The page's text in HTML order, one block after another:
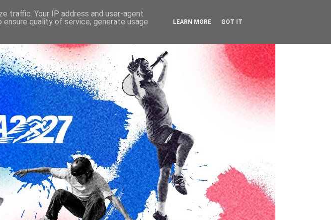
traffic. Your IP address and user-agent
quality of service, generate usage
LEARN MORE GOT IT